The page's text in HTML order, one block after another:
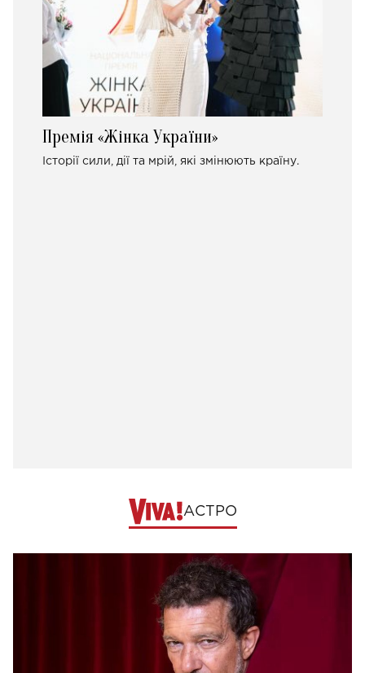
Премія «Жінка України»
Історії сили, дії та мрій, які змінюють країну.
АСТРО